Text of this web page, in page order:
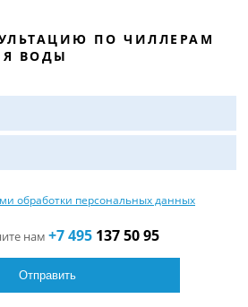
ПО ЧИЛЛЕРАМ
ВОДЫ
обработки персональных данных
нам +7 495137 50 95